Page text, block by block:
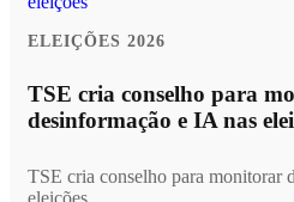
ELEIÇÕES 2026
TSE cria conselho para
desinformação e IA nas
TSE cria conselho para monitorar
eleições